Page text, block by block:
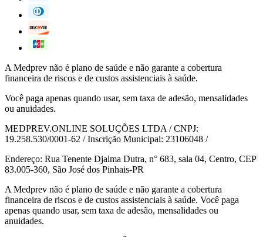
A Medprev não é plano de saúde e não garante a cobertura
financeira de riscos e de custos assistenciais à saúde.
Você paga apenas quando usar, sem taxa de adesão, mensalidades
ou anuidades.
MEDPREV.ONLINE SOLUÇÕES LTDA / CNPJ:
19.258.530/0001-62 / Inscrição Municipal: 23106048 /
Endereço: Rua Tenente Djalma Dutra, n° 683, sala 04, Centro, CEP
83.005-360, São José dos Pinhais-PR
A Medprev não é plano de saúde e não garante a cobertura
financeira de riscos e de custos assistenciais à saúde. Você paga
apenas quando usar, sem taxa de adesão, mensalidades ou
anuidades.